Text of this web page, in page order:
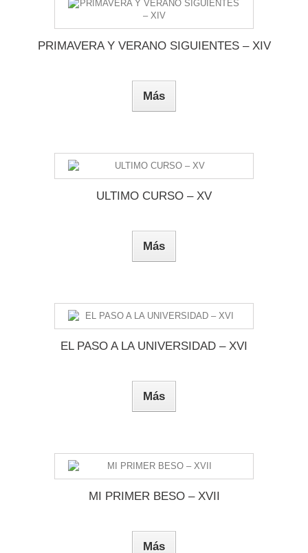
PRIMAVERA Y VERANO SIGUIENTES – XIV
Más
ULTIMO CURSO – XV
Más
EL PASO A LA UNIVERSIDAD – XVI
Más
MI PRIMER BESO – XVII
Más